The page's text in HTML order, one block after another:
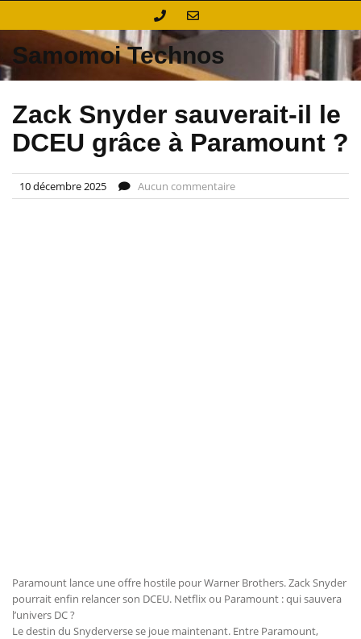
Samomoi Technos
Zack Snyder sauverait-il le
DCEU grâce à Paramount ?
10 décembre 2025 Aucun commentaire
Paramount lance une offre hostile pour Warner Brothers. Zack Snyder
pourrait enfin relancer son DCEU. Netflix ou Paramount : qui sauvera
l’univers DC ?
Le destin du Snyderverse se joue maintenant. Entre Paramount,